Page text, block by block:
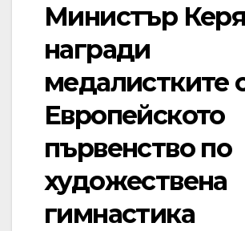
Министър
награди
медалистките
Европейското
първенство по
художествена
гимнастика